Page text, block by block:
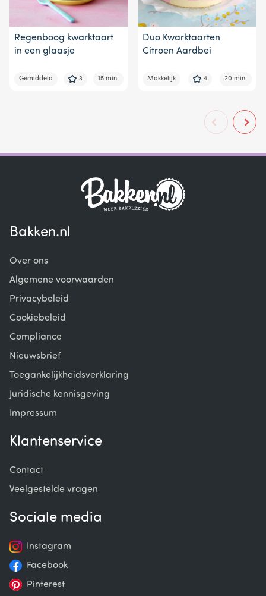
Regenboog kwarktaart
in een glaasje
Gemiddeld 3 15 min.
Duo Kwarktaarten
Citroen Aardbei
Makkelijk 4 20 min.
Bakken.nl
Over ons
Algemene voorwaarden
Privacybeleid
Cookiebeleid
Compliance
Nieuwsbrief
Toegankelijkheidsverklaring
Juridische kennisgeving
Impressum
Klantenservice
Contact
Veelgestelde vragen
Sociale media
Instagram
Facebook
Pinterest